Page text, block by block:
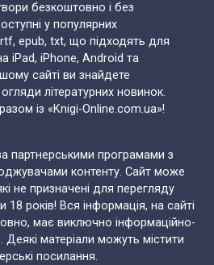
безкоштовно і без
у популярних
epub, txt, що підходять для
iPad, iPhone, Android та
сайті ви знайдете
літературних новинок.
із «Knigi-Online.com.ua»!
партнерськими програмами з
контенту. Сайт може
не призначені для перегляду
років! Вся інформація, на сайті
має виключно інформаційно-
матеріали можуть містити
посилання.